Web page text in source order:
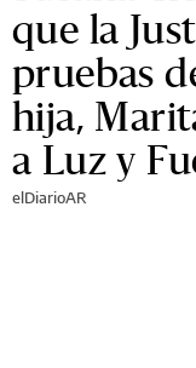
que la
pruebas
hija,
a Luz y
elDiarioAR